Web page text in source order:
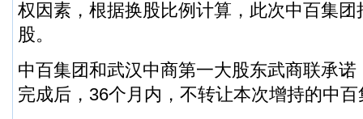
权因素，根据换股比例计算，此次中百集团
股。
中百集团和武汉中商第一大股东武商联承
完成后，36个月内，不转让本次增持的中